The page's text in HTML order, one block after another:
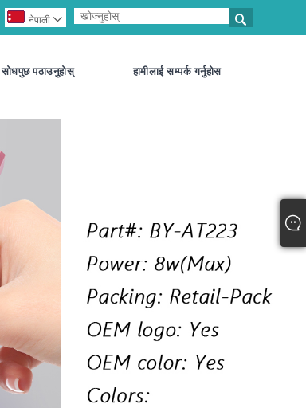

नेपाली 
सोधपुछ पठाउनुहोस् हामीलाई सम्पर्क गर्नुहोस